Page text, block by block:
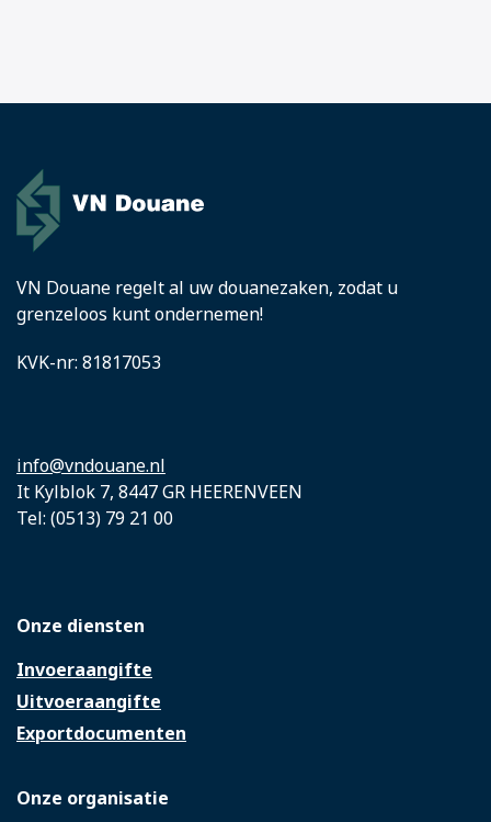
VN Douane regelt al uw douanezaken, zodat u
grenzeloos kunt ondernemen!
KVK-nr: 81817053
info@vndouane.nl
It Kylblok 7, 8447 GR HEERENVEEN
Tel: (0513) 79 21 00
Onze diensten
Invoeraangifte
Uitvoeraangifte
Exportdocumenten
Onze organisatie